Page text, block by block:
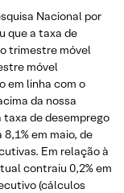
Nacional por
que a taxa de
trimestre móvel
móvel
em linha com o
da nossa
taxa de desemprego
em maio, de
Em relação à
contraiu 0,2% em
(cálculos